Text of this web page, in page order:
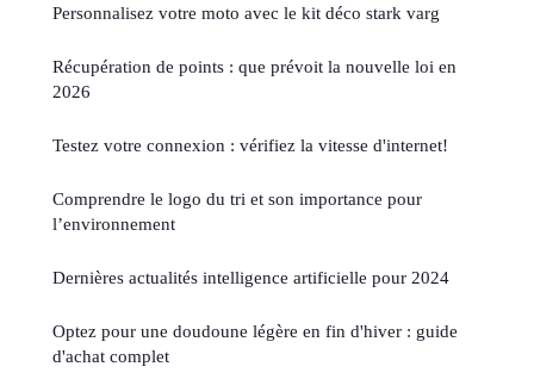
Personnalisez votre moto avec le kit déco stark varg
Récupération de points : que prévoit la nouvelle loi en
2026
Testez votre connexion : vérifiez la vitesse d'internet!
Comprendre le logo du tri et son importance pour
l’environnement
Dernières actualités intelligence artificielle pour 2024
Optez pour une doudoune légère en fin d'hiver : guide
d'achat complet